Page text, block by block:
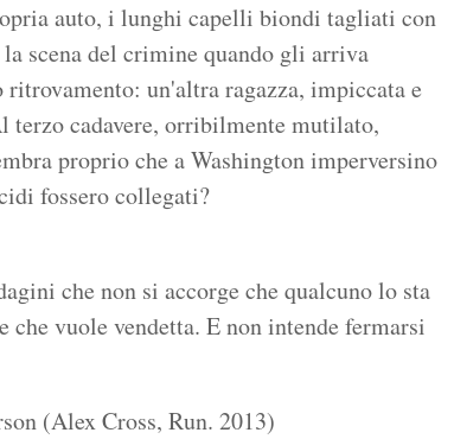
auto, i lunghi capelli biondi tagliati con
scena del crimine quando gli arriva
un'altra ragazza, impiccata e
terzo cadavere, orribilmente mutilato,
proprio che a Washington imperversino
fossero collegati?
che non si accorge che qualcuno lo sta
che vuole vendetta. E non intende fermarsi
(Alex Cross, Run. 2013)